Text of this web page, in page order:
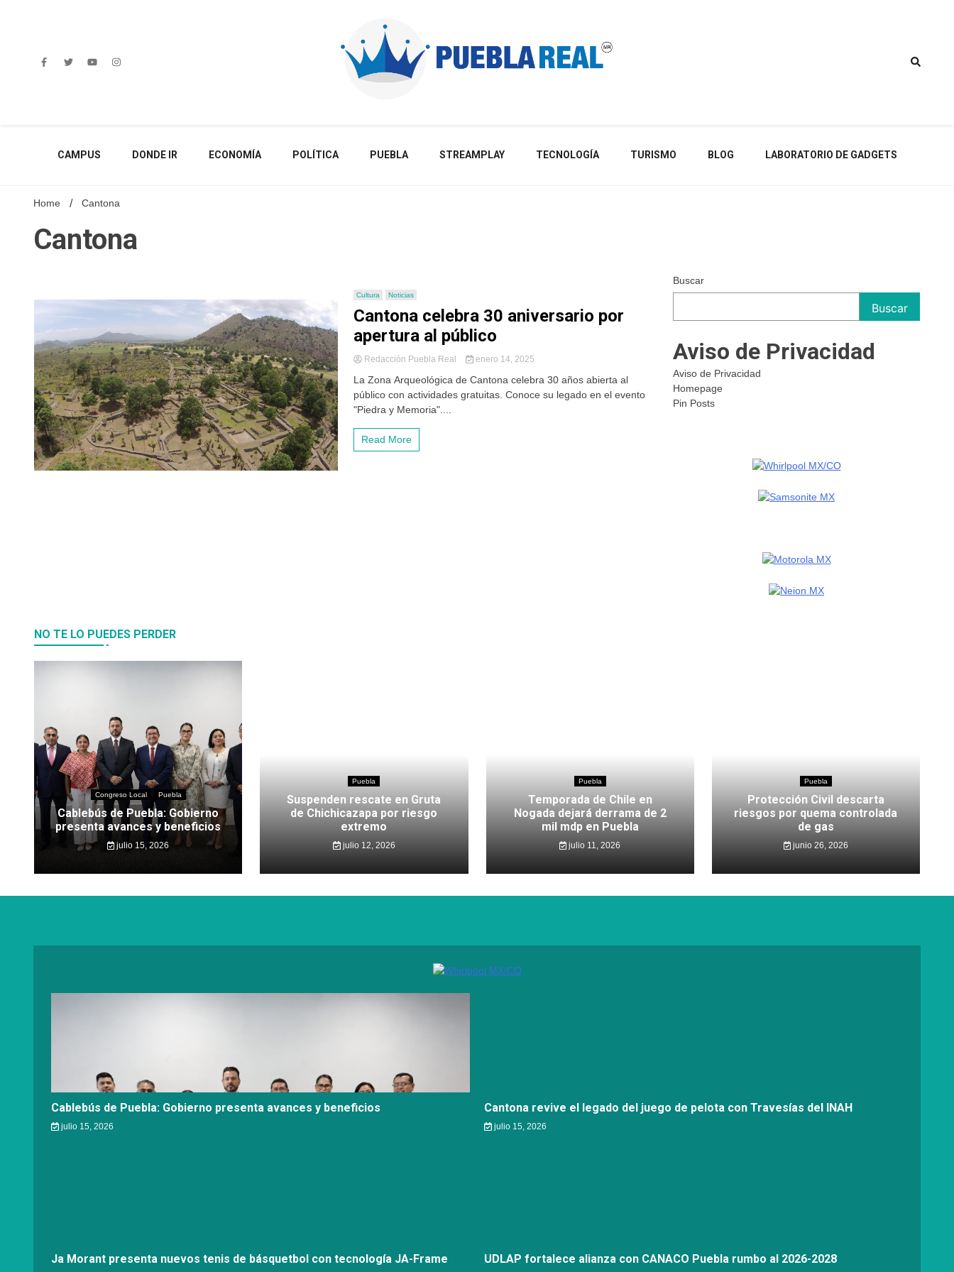
CAMPUS DONDE IR ECONOMÍA POLÍTICA PUEBLA STREAMPLAY TECNOLOGÍA TURISMO BLOG LABORATORIO DE GADGETS
Home Cantona
Cantona
Cultura Noticias
Cantona celebra 30 aniversario por
apertura al público
Redacción Puebla Real enero 14, 2025
La Zona Arqueológica de Cantona celebra 30 años abierta al
público con actividades gratuitas. Conoce su legado en el evento
"Piedra y Memoria"....
Read More
Buscar
Buscar
Aviso de Privacidad
Aviso de Privacidad
Homepage
Pin Posts
NO TE LO PUEDES PERDER
Congreso Local Puebla
Cablebús de Puebla: Gobierno
presenta avances y beneficios
julio 15, 2026
Puebla
Suspenden rescate en Gruta
de Chichicazapa por riesgo
extremo
julio 12, 2026
Puebla
Temporada de Chile en
Nogada dejará derrama de 2
mil mdp en Puebla
julio 11, 2026
Puebla
Protección Civil descarta
riesgos por quema controlada
de gas
junio 26, 2026
Cablebús de Puebla: Gobierno presenta avances y beneficios
julio 15, 2026
Cantona revive el legado del juego de pelota con Travesías del INAH
julio 15, 2026
Ja Morant presenta nuevos tenis de básquetbol con tecnología JA-Frame UDLAP fortalece alianza con CANACO Puebla rumbo al 2026-2028